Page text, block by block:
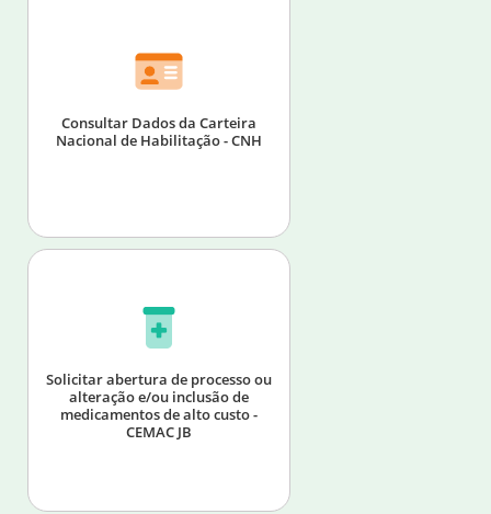
Consultar Dados da Carteira
Nacional de Habilitação - CNH
Solicitar abertura de processo ou
alteração e/ou inclusão de
medicamentos de alto custo -
CEMAC JB